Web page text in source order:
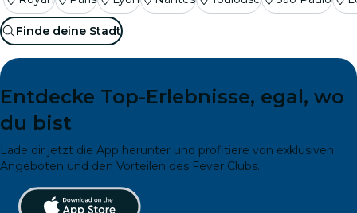
Finde deine Stadt
Entdecke Top-Erlebnisse, egal, wo
du bist
Lade dir jetzt die App herunter und profitiere von exklusiven
Angeboten und den Vorteilen des Fever Clubs.